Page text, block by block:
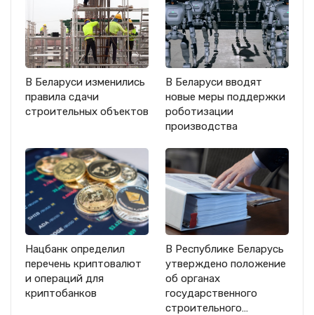
В Беларуси изменились
правила сдачи
строительных объектов
В Беларуси вводят
новые меры поддержки
роботизации
производства
Нацбанк определил
перечень криптовалют
и операций для
криптобанков
В Республике Беларусь
утверждено положение
об органах
государственного
строительного…